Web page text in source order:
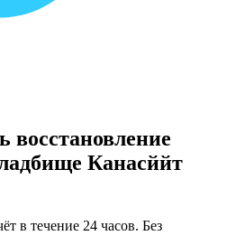
восстановление
Канасййт
в течение 24 часов. Без